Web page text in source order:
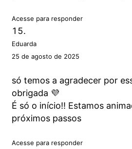
Acesse para responder
Eduarda
25 de agosto de 2025
só temos a agradecer por
obrigada 💜
É só o início!! Estamos
próximos passos
Acesse para responder